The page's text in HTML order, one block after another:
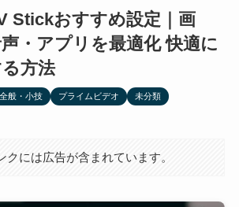
Stickおすすめ設定｜画
・アプリを最適化 快適に
方法
般・小技 プライムビデオ 未分類
クには広告が含まれています。